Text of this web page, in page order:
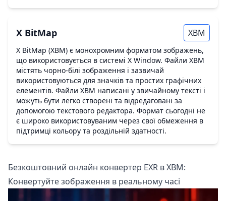
X BitMap XBM
X BitMap (XBM) є монохромним форматом зображень,
що використовується в системі X Window. Файли XBM
містять чорно-білі зображення і зазвичай
використовуються для значків та простих графічних
елементів. Файли XBM написані у звичайному тексті і
можуть бути легко створені та відредаговані за
допомогою текстового редактора. Формат сьогодні не
є широко використовуваним через свої обмеження в
підтримці кольору та роздільній здатності.
Безкоштовний онлайн конвертер EXR в XBM:
Конвертуйте зображення в реальному часі